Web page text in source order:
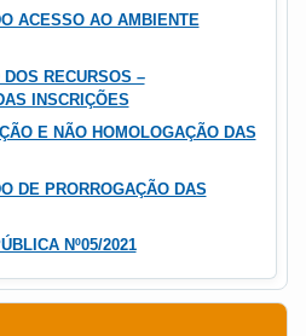
ACESSO AO AMBIENTE
RECURSOS –
INSCRIÇÕES
E NÃO HOMOLOGAÇÃO DAS
DE PRORROGAÇÃO DAS
Nº05/2021